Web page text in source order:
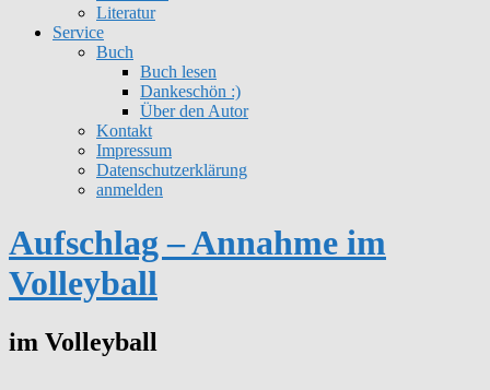
Literatur
Service
Buch
Buch lesen
Dankeschön :)
Über den Autor
Kontakt
Impressum
Datenschutzerklärung
anmelden
Aufschlag – Annahme im
Volleyball
im Volleyball